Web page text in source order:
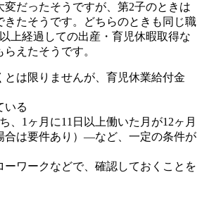
だったそうですが、第2子のときは
きたそうです。どちらのときも同じ職
上経過しての出産・育児休暇取得な
えたそうです。
とは限りませんが、育児休業給付金
いる
、1ヶ月に11日以上働いた月が12ヶ月
合は要件あり）―など、一定の条件が
ーワークなどで、確認しておくことを